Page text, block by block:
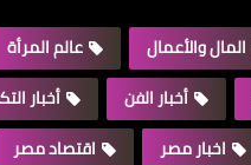
المال والأعمال عالم المرأة
أخبار الفن أخبار
اخبار مصر اقتصاد مصر